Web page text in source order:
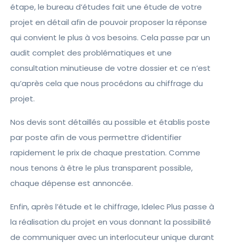
étape, le bureau d’études fait une étude de votre
projet en détail afin de pouvoir proposer la réponse
qui convient le plus à vos besoins. Cela passe par un
audit complet des problématiques et une
consultation minutieuse de votre dossier et ce n’est
qu’après cela que nous procédons au chiffrage du
projet.
Nos devis sont détaillés au possible et établis poste
par poste afin de vous permettre d’identifier
rapidement le prix de chaque prestation. Comme
nous tenons à être le plus transparent possible,
chaque dépense est annoncée.
Enfin, après l’étude et le chiffrage, Idelec Plus passe à
la réalisation du projet en vous donnant la possibilité
de communiquer avec un interlocuteur unique durant